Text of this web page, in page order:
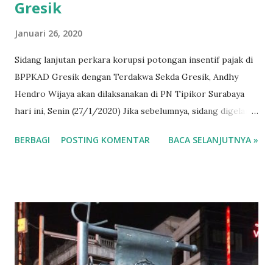
Gresik
Januari 26, 2020
Sidang lanjutan perkara korupsi potongan insentif pajak di
BPPKAD Gresik dengan Terdakwa Sekda Gresik, Andhy
Hendro Wijaya akan dilaksanakan di PN Tipikor Surabaya
hari ini, Senin (27/1/2020) Jika sebelumnya, sidang digelar
dengan alas an banyaknya saksi – saksi yang akan
wartawan, Jaksa Penuntut Umum (JPU) Kejaksaan Negeri
(Kejari) Gresik AA Ngurah Wirajaya menyatakan setelah
eksepsi terdakwa ditolak Hakim, pihaknya menyiapkan
BERBAGI POSTING KOMENTAR BACA SELANJUTNYA »